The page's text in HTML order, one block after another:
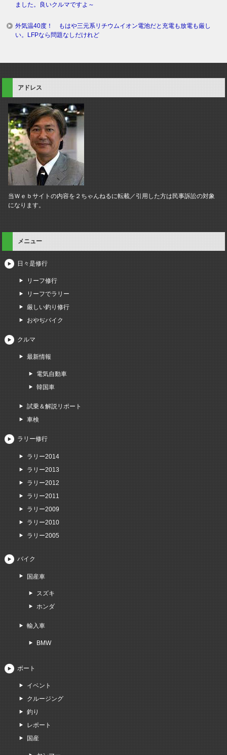
ました。良いクルマですよ～
外気温40度！ もはや三元系リチウムイオン電池だと充電も放電も厳し
い。LFPなら問題なしだけれど
アドレス
当Ｗｅｂサイトの内容を２ちゃんねるに転載／引用した方は民事訴訟の対象
になります。
メニュー
日々是修行
リーフ修行
リーフでラリー
厳しい釣り修行
おやぢバイク
クルマ
最新情報
電気自動車
韓国車
試乗＆解説リポート
車検
ラリー修行
ラリー2014
ラリー2013
ラリー2012
ラリー2011
ラリー2009
ラリー2010
ラリー2005
バイク
国産車
スズキ
ホンダ
輸入車
BMW
ボート
イベント
クルージング
釣り
レポート
国産